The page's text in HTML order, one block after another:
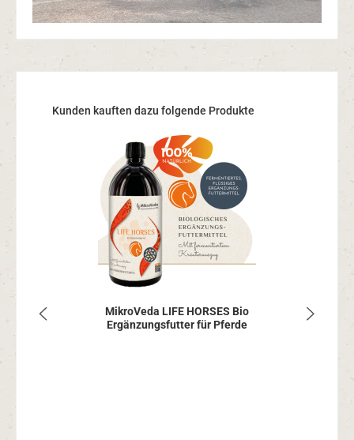
Produktgalerie überspringen
Kunden kauften dazu folgende Produkte
MikroVeda LIFE HORSES Bio
Ergänzungsfutter für Pferde